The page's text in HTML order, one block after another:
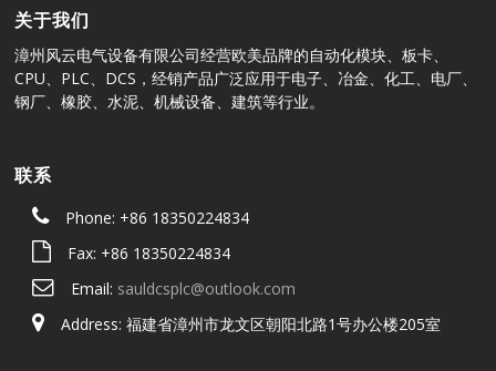
关于我们
漳州风云电气设备有限公司经营欧美品牌的自动化模块、板卡、
CPU、PLC、DCS，经销产品广泛应用于电子、冶金、化工、电厂、
钢厂、橡胶、水泥、机械设备、建筑等行业。
联系
Phone: +86 18350224834
Fax: +86 18350224834
Email: sauldcsplc@outlook.com
Address: 福建省漳州市龙文区朝阳北路1号办公楼205室